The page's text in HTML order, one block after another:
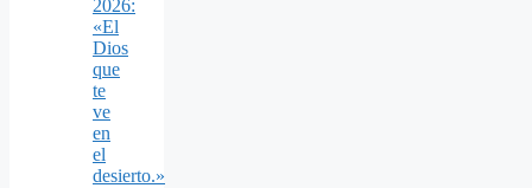
2026:
«El
Dios
que
te
ve
en
el
desierto.»